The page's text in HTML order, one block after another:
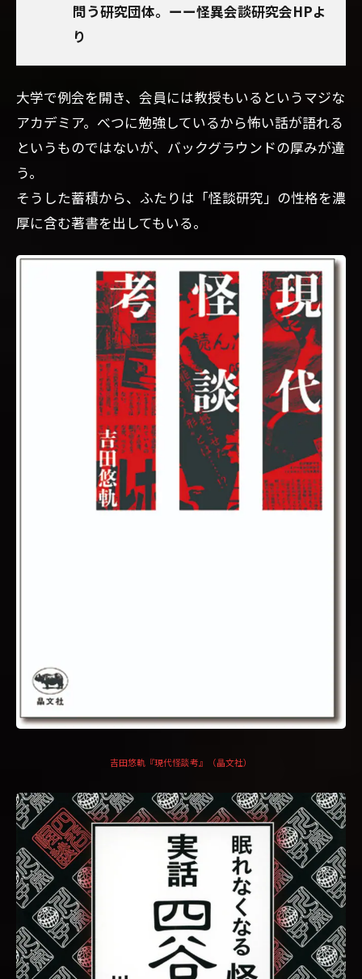
問う研究団体。ーー怪異会談研究会HPよ
り
大学で例会を開き、会員には教授もいるというマジな
アカデミア。べつに勉強しているから怖い話が語れる
というものではないが、バックグラウンドの厚みが違
う。
そうした蓄積から、ふたりは「怪談研究」の性格を濃
厚に含む著書を出してもいる。
吉田悠軌『現代怪談考』（晶文社）